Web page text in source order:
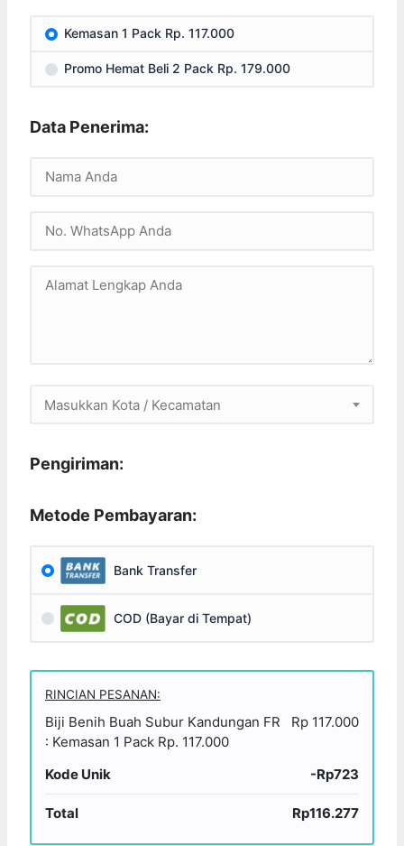
Kemasan 1 Pack Rp. 117.000
Promo Hemat Beli 2 Pack Rp. 179.000
Data Penerima:
Masukkan Kota / Kecamatan
Pengiriman:
Metode Pembayaran:
Bank Transfer
COD (Bayar di Tempat)
RINCIAN PESANAN:
Biji Benih Buah Subur Kandungan FR
: Kemasan 1 Pack Rp. 117.000
Rp 117.000
Kode Unik -Rp723
Total Rp116.277